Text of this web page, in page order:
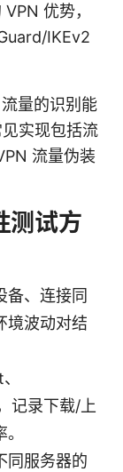
优势，
IKEv2
量的识别能
实现包括流
流量伪装
测试方
备、连接同
境波动对结
记录下载/上
同服务器的